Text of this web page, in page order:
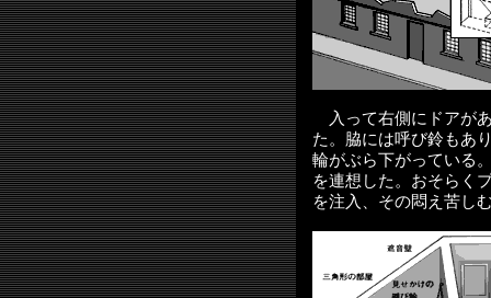
入って右側にドアが
た。脇には呼び鈴もあ
輪がぶら下がっている
を連想した。おそらく
を注入、その悶え苦し